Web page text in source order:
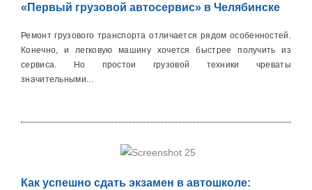
«Первый грузовой автосервис» в Челябинске
Ремонт грузового транспорта отличается рядом особенностей.
Конечно, и легковую машину хочется быстрее получить из
сервиса. Но простои грузовой техники чреваты
значительными...
Как успешно сдать экзамен в автошколе: